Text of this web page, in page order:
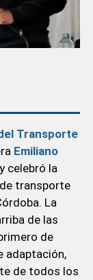
Transporte
Emiliano
celebró la
transporte
La
de las
de
adaptación,
de todos los